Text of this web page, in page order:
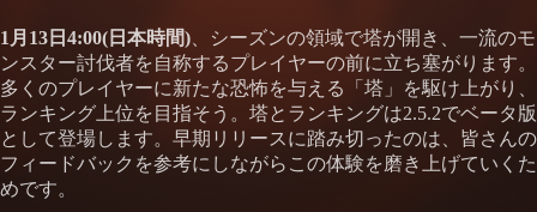
1月13日 4:00(日本時間) 、シーズンの領域で塔が開き、一流のモ
ンスター討伐者を自称するプレイヤーの前に立ち塞がります。
多くのプレイヤーに新たな恐怖を与える「塔」を駆け上がり、
ランキング上位を目指そう。塔とランキングは2.5.2でベータ版
として登場します。早期リリースに踏み切ったのは、皆さんの
フィードバックを参考にしながらこの体験を磨き上げていくた
めです。